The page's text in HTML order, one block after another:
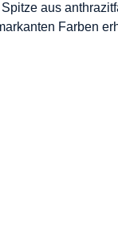
aus
Farben